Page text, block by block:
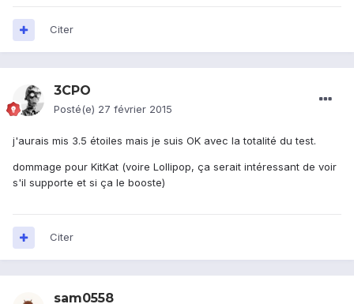
Citer
3CPO
Posté(e) 27 février 2015
j'aurais mis 3.5 étoiles mais je suis OK avec la totalité du test.
dommage pour KitKat (voire Lollipop, ça serait intéressant de voir
s'il supporte et si ça le booste)
Citer
sam0558